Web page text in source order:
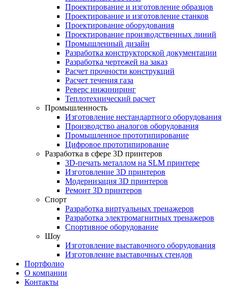
Проектирование и изготовление образцов
Проектирование и изготовление станков
Проектирование оборудования
Проектирование производственных линий
Промышленный дизайн
Разработка конструкторской документации
Разработка чертежей на заказ
Расчет прочности конструкций
Расчет течения газа
Реверс инжиниринг
Теплотехнический расчет
Промышленность
Изготовление нестандартного оборудования
Производство аналогов оборудования
Промышленное прототипирование
Цифровое прототипирование
Разработка в сфере 3D принтеров
3D-печать металлом на SLM принтере
Изготовление 3D принтеров
Модернизация 3D принтеров
Ремонт 3D принтеров
Спорт
Разработка виртуальных тренажеров
Разработка электромагнитных тренажеров
Спортивное оборудование
Шоу
Изготовление выставочного оборудования
Изготовление выставочных стендов
Портфолио
О компании
Контакты